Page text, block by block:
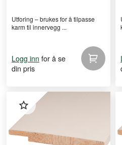
Utforing – brukes for å tilpasse
karm til innervegg ...
Logg inn for å se
din pris